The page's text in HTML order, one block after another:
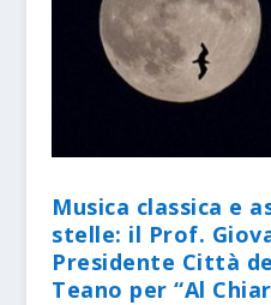
Musica classica e
stelle: il Prof.
Presidente Città
Teano per “Al